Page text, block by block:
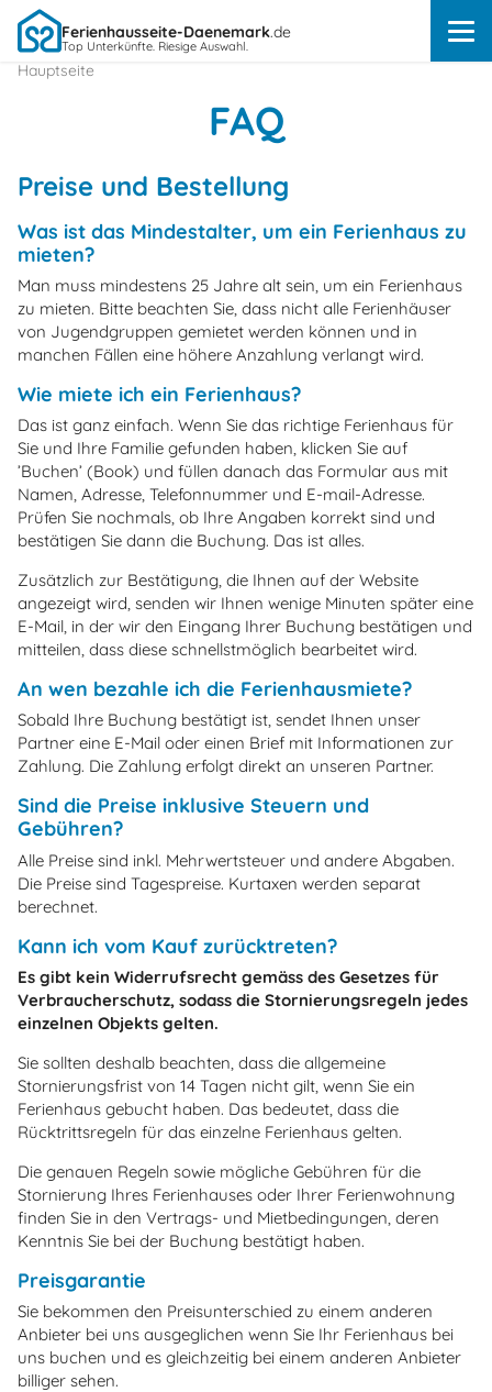
Ferienhausseite-Daenemark.de
Top Unterkünfte. Riesige Auswahl.
Hauptseite
FAQ
Preise und Bestellung
Was ist das Mindestalter, um ein Ferienhaus zu
mieten?
Man muss mindestens 25 Jahre alt sein, um ein Ferienhaus
zu mieten. Bitte beachten Sie, dass nicht alle Ferienhäuser
von Jugendgruppen gemietet werden können und in
manchen Fällen eine höhere Anzahlung verlangt wird.
Wie miete ich ein Ferienhaus?
Das ist ganz einfach. Wenn Sie das richtige Ferienhaus für
Sie und Ihre Familie gefunden haben, klicken Sie auf
’Buchen’ (Book) und füllen danach das Formular aus mit
Namen, Adresse, Telefonnummer und E-mail-Adresse.
Prüfen Sie nochmals, ob Ihre Angaben korrekt sind und
bestätigen Sie dann die Buchung. Das ist alles.
Zusätzlich zur Bestätigung, die Ihnen auf der Website
angezeigt wird, senden wir Ihnen wenige Minuten später eine
E-Mail, in der wir den Eingang Ihrer Buchung bestätigen und
mitteilen, dass diese schnellstmöglich bearbeitet wird.
An wen bezahle ich die Ferienhausmiete?
Sobald Ihre Buchung bestätigt ist, sendet Ihnen unser
Partner eine E-Mail oder einen Brief mit Informationen zur
Zahlung. Die Zahlung erfolgt direkt an unseren Partner.
Sind die Preise inklusive Steuern und
Gebühren?
Alle Preise sind inkl. Mehrwertsteuer und andere Abgaben.
Die Preise sind Tagespreise. Kurtaxen werden separat
berechnet.
Kann ich vom Kauf zurücktreten?
Es gibt kein Widerrufsrecht gemäss des Gesetzes für
Verbraucherschutz, sodass die Stornierungsregeln jedes
einzelnen Objekts gelten.
Sie sollten deshalb beachten, dass die allgemeine
Stornierungsfrist von 14 Tagen nicht gilt, wenn Sie ein
Ferienhaus gebucht haben. Das bedeutet, dass die
Rücktrittsregeln für das einzelne Ferienhaus gelten.
Die genauen Regeln sowie mögliche Gebühren für die
Stornierung Ihres Ferienhauses oder Ihrer Ferienwohnung
finden Sie in den Vertrags- und Mietbedingungen, deren
Kenntnis Sie bei der Buchung bestätigt haben.
Preisgarantie
Sie bekommen den Preisunterschied zu einem anderen
Anbieter bei uns ausgeglichen wenn Sie Ihr Ferienhaus bei
uns buchen und es gleichzeitig bei einem anderen Anbieter
billiger sehen.